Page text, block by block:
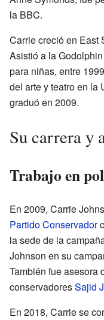
la BBC.
Carrie creció en East
Asistió a la
para niñas, entre
del arte y teatro en la
graduó en 2009.
Su carrera y
Trabajo en
En 2009, Carrie
Partido Conservador
la sede de la
Johnson en su
También fue asesora
conservadoresSajid
En 2018, Carrie se